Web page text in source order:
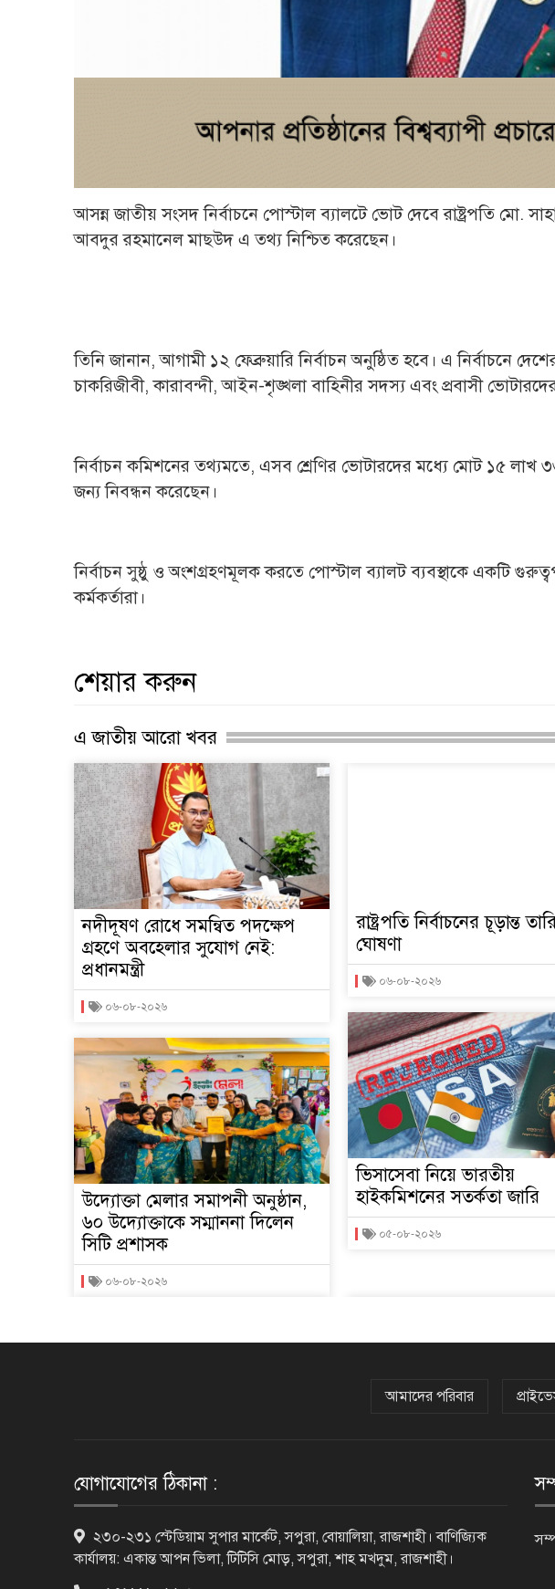
আসন্ন জাতীয় সংসদ নির্বাচনে পোস্টাল ব্যালটে ভোট দেবে রাষ্ট্রপতি মো.
আবদুর রহমানেল মাছউদ এ তথ্য নিশ্চিত করেছেন।
তিনি জানান, আগামী ১২ ফেব্রুয়ারি নির্বাচন অনুষ্ঠিত হবে। এ নির্বাচনে
চাকরিজীবী, কারাবন্দী, আইন-শৃঙ্খলা বাহিনীর সদস্য এবং প্রবাসী
নির্বাচন কমিশনের তথ্যমতে, এসব শ্রেণির ভোটারদের মধ্যে মোট ১৫ লাখ
জন্য নিবন্ধন করেছেন।
নির্বাচন সুষ্ঠু ও অংশগ্রহণমূলক করতে পোস্টাল ব্যালট ব্যবস্থাকে একটি
কর্মকর্তারা।
শেয়ার করুন
এ জাতীয় আরো খবর
নদীদূষণ রোধে সমন্বিত পদক্ষেপ
গ্রহণে অবহেলার সুযোগ নেই:
প্রধানমন্ত্রী
০৬-০৮-২০২৬
উদ্যোক্তা মেলার সমাপনী অনুষ্ঠান,
৬০ উদ্যোক্তাকে সম্মাননা দিলেন
সিটি প্রশাসক
০৬-০৮-২০২৬
রাষ্ট্রপতি নির্বাচনের চূড়ান্ত
ঘোষণা
০৬-০৮-২০২৬
ভিসাসেবা নিয়ে ভারতীয়
হাইকমিশনের সতর্কতা জারি
০৫-০৮-২০২৬
আমাদের পরিবার
যোগাযোগের ঠিকানা :
২৩০-২৩১ স্টেডিয়াম সুপার মার্কেট, সপুরা, বোয়ালিয়া, রাজশাহী। বাণিজ্যিক
কার্যালয়: একান্ত আপন ভিলা, টিটিসি মোড়, সপুরা, শাহ মখদুম, রাজশাহী।